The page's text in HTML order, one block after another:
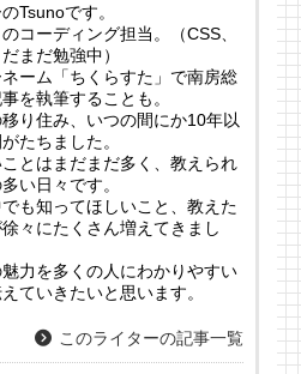
Tsunoです。
コーディング担当。（CSS、
まだ勉強中）
ーム「ちくらすた」で南房総
を執筆することも。
り住み、いつの間にか10年以
たちました。
とはまだまだ多く、教えられ
い日々です。
も知ってほしいこと、教えた
々にたくさん増えてきまし
力を多くの人にわかりやすい
ていきたいと思います。
このライターの記事一覧